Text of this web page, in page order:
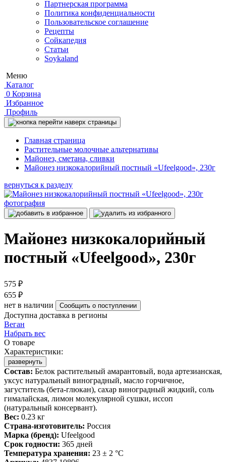
Партнерская программа
Политика конфиденциальности
Пользовательское соглашение
Рецепты
Сойкапедия
Статьи
Soykaland
Меню
Каталог
0 Корзина
Избранное
Профиль
Главная страница
Растительные молочные альтернативы
Майонез, сметана, сливки
Майонез низкокалорийный постный «Ufeelgood», 230г
вернуться к разделу
Майонез низкокалорийный
постный «Ufeelgood», 230г
575 ₽
655 ₽
нет в наличии
Сообщить о поступлении
Доступна доставка в регионы
Веган
Набрать вес
О товаре
Характеристики:
развернуть
Состав: Белок растительный амарантовый, вода артезианская,
уксус натуральный виноградный, масло горчичное,
загуститель (бета-глюкан), сахар виноградный жидкий, соль
гималайская, лимон молекулярной сушки, иссоп
(натуральный консервант).
Вес: 0.23 кг
Страна-изготовитель: Россия
Марка (бренд): Ufeelgood
Срок годности: 365 дней
Температура хранения: 23 ± 2 °C